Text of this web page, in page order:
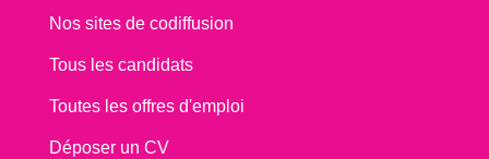
Nos sites de codiffusion
Tous les candidats
Toutes les offres d'emploi
Déposer un CV